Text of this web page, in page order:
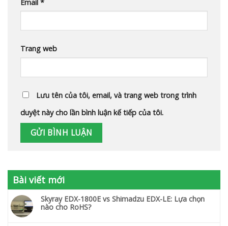
Email *
Trang web
Lưu tên của tôi, email, và trang web trong trình
duyệt này cho lần bình luận kế tiếp của tôi.
Bài viết mới
Skyray EDX-1800E vs Shimadzu EDX-LE: Lựa chọn
nào cho RoHS?